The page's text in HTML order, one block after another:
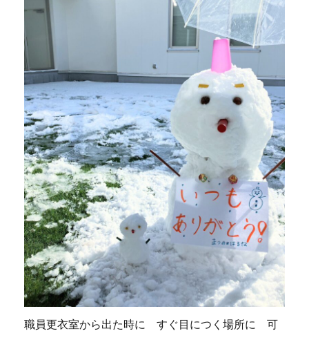
職員更衣室から出た時に すぐ目につく場所に 可